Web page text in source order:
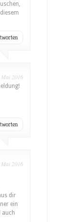
Mai 2016
Mai 2016
dir
ein
auch